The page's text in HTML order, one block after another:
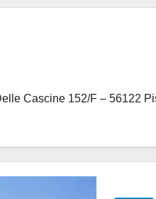
Cascine 152/f – 56122